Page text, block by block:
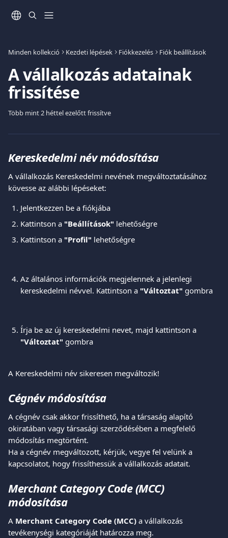
Minden kollekció Kezdeti lépések Fiókkezelés Fiók beállítások
A vállalkozás adatainak
frissítése
Több mint 2 héttel ezelőtt frissítve
Kereskedelmi név módosítása
A vállalkozás Kereskedelmi nevének megváltoztatásához
kövesse az alábbi lépéseket:
Jelentkezzen be a fiókjába
Kattintson a "Beállítások" lehetőségre
Kattintson a "Profil" lehetőségre
Az általános információk megjelennek a jelenlegi
kereskedelmi névvel. Kattintson a "Változtat" gombra
Írja be az új kereskedelmi nevet, majd kattintson a
"Változtat" gombra
A Kereskedelmi név sikeresen megváltozik!
Cégnév módosítása
A cégnév csak akkor frissíthető, ha a társaság alapító
okiratában vagy társasági szerződésében a megfelelő
módosítás megtörtént.
Ha a cégnév megváltozott, kérjük, vegye fel velünk a
kapcsolatot, hogy frissíthessük a vállalkozás adatait.
Merchant Category Code (MCC)
módosítása
A Merchant Category Code (MCC) a vállalkozás
tevékenységi kategóriáját határozza meg.